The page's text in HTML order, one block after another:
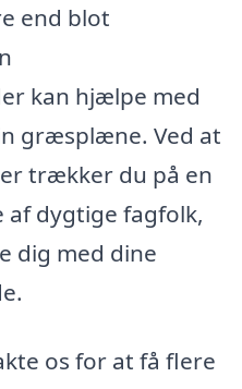
end blot
kan hjælpe med
græsplæne. Ved at
trækker du på en
dygtige fagfolk,
dig med dine
os for at få flere